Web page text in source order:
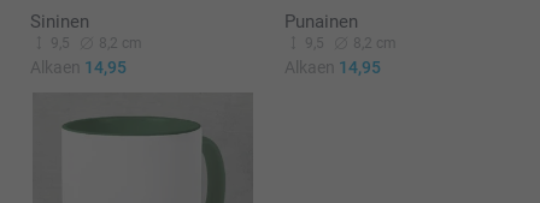
Sininen
9,5 8,2 cm
Alkaen 14,95
Punainen
9,5 8,2 cm
Alkaen 14,95